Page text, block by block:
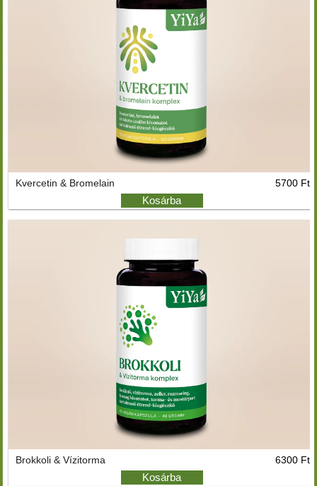
Kvercetin & Bromelain 5700 Ft
Kosárba
Brokkoli & Vízitorma 6300 Ft
Kosárba